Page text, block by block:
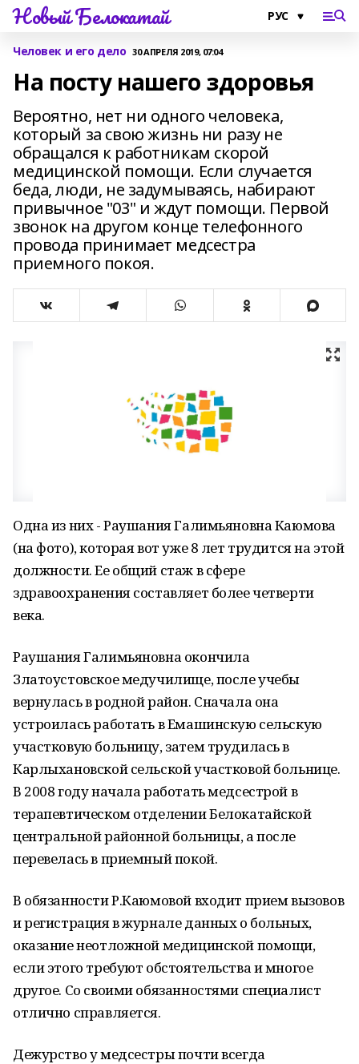
Новый Белокатай
Человек и его дело 30 АПРЕЛЯ 2019, 07:04
На посту нашего здоровья
Вероятно, нет ни одного человека,
который за свою жизнь ни разу не
обращался к работникам скорой
медицинской помощи. Если случается
беда, люди, не задумываясь, набирают
привычное "03" и ждут помощи. Первой
звонок на другом конце телефонного
провода принимает медсестра
приемного покоя.
Одна из них - Раушания Галимьяновна Каюмова
(на фото), которая вот уже 8 лет трудится на этой
должности. Ее общий стаж в сфере
здравоохранения составляет более четверти
века.
Раушания Галимьяновна окончила
Златоустовское медучилище, после учебы
вернулась в родной район. Сначала она
устроилась работать в Емашинскую сельскую
участковую больницу, затем трудилась в
Карлыхановской сельской участковой больнице.
В 2008 году начала работать медсестрой в
терапевтическом отделении Белокатайской
центральной районной больницы, а после
перевелась в приемный покой.
В обязанности Р.Каюмовой входит прием вызовов
и регистрация в журнале данных о больных,
оказание неотложной медицинской помощи,
если этого требуют обстоятельства и многое
другое. Со своими обязанностями специалист
отлично справляется.
Дежурство у медсестры почти всегда